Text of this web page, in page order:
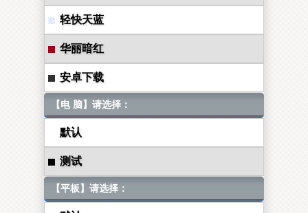
轻快天蓝
华丽暗红
安卓下载
【电 脑】请选择：
默认
测试
【平板】请选择：